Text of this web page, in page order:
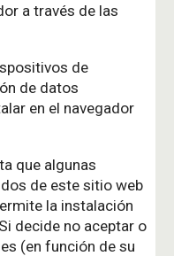
a través de las
de
de datos
en el navegador
que algunas
de este sitio web
la instalación
decide no aceptar o
(en función de su